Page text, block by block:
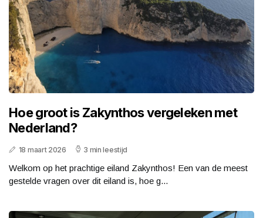
Hoe groot is Zakynthos vergeleken met
Nederland?
18 maart 2026 3 min leestijd
Welkom op het prachtige eiland Zakynthos! Een van de meest
gestelde vragen over dit eiland is, hoe g...